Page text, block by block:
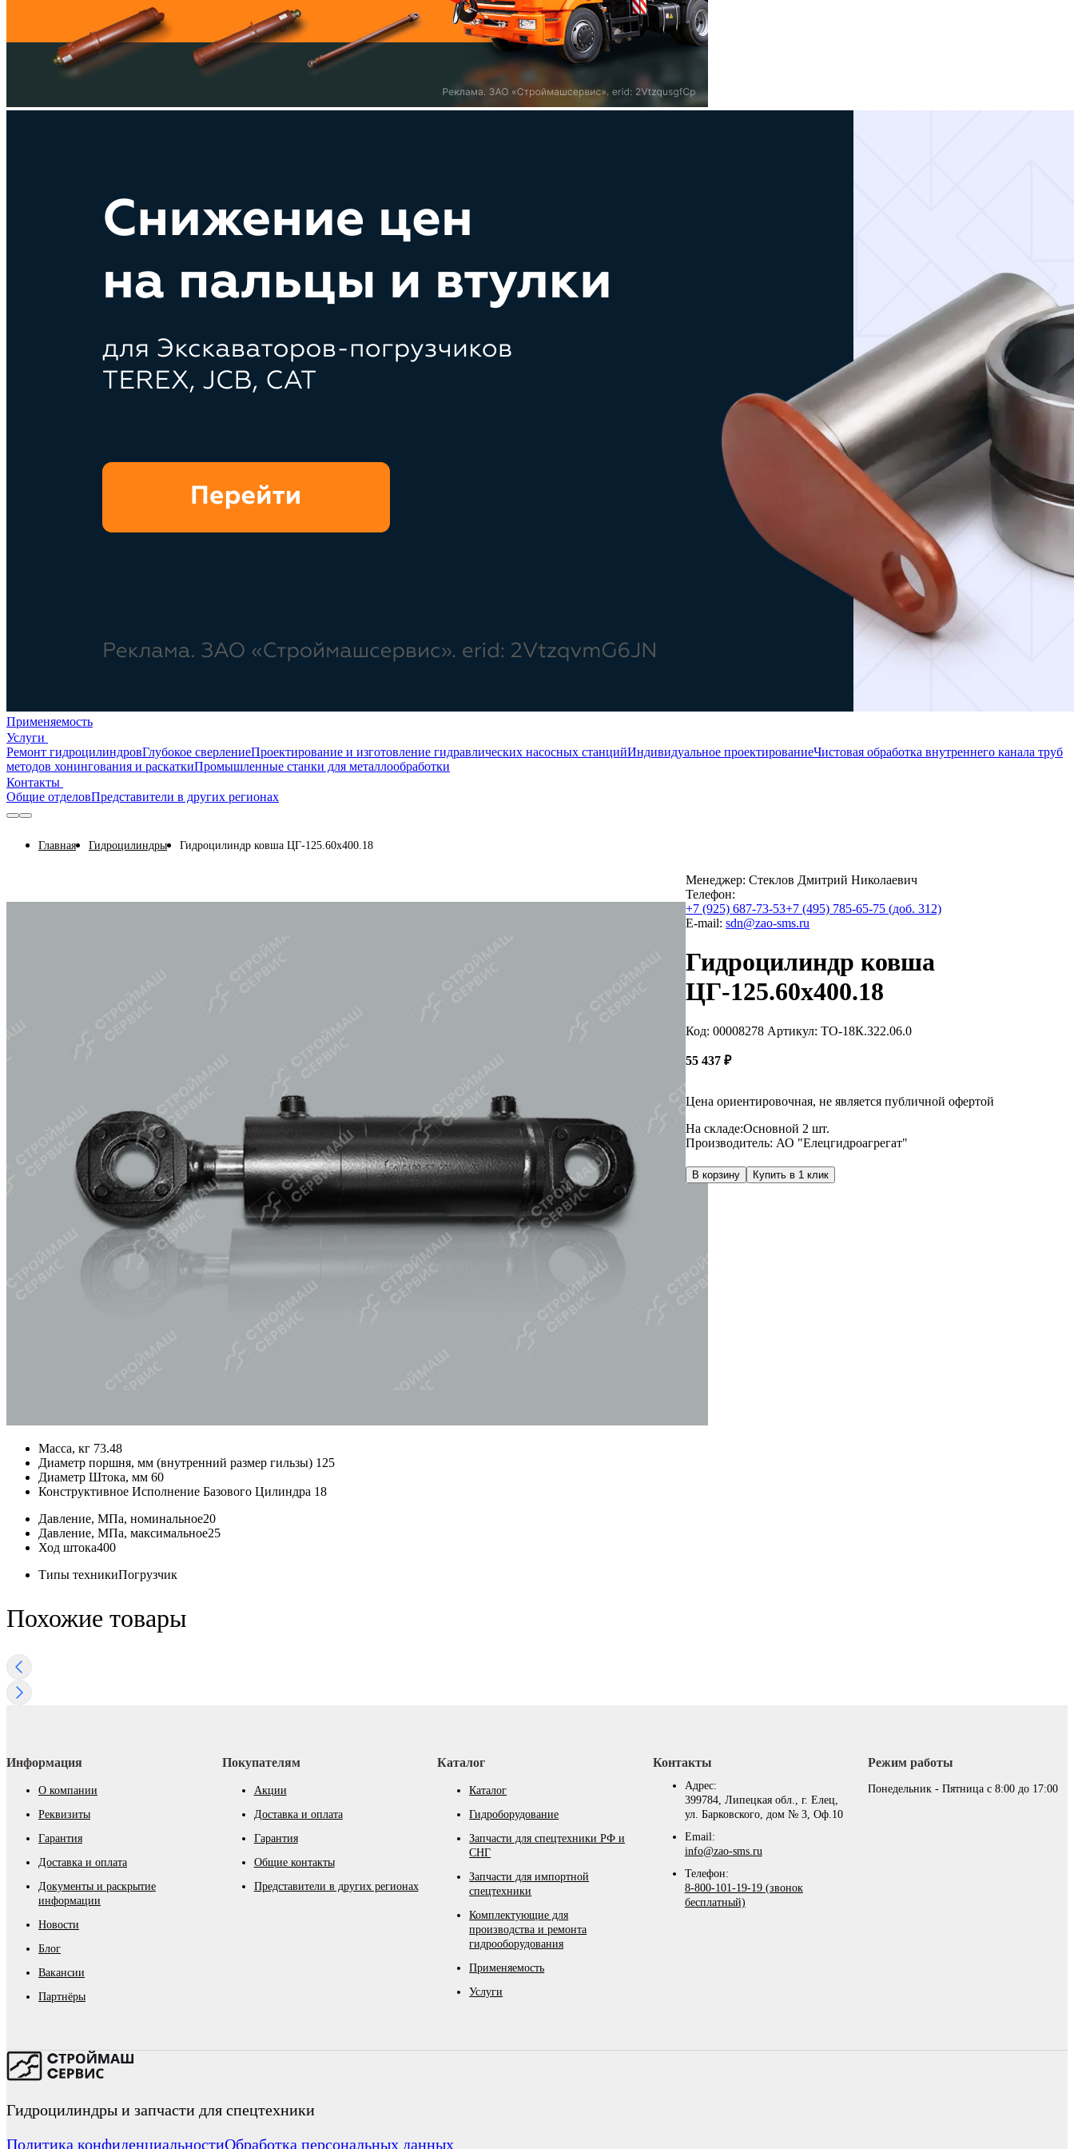
Применяемость
Услуги
Ремонт гидроцилиндровГлубокое сверлениеПроектирование и изготовление гидравлических насосных станцийИндивидуальное проектированиеЧистовая обработка внутреннего канала труб
методов хонингования и раскаткиПромышленные станки для металлообработки
Контакты
Общие отделовПредставители в других регионах
Главная Гидроцилиндры Гидроцилиндр ковша ЦГ-125.60х400.18
Менеджер:Стеклов Дмитрий Николаевич
Телефон:
+7 (925) 687-73-53+7 (495) 785-65-75 (доб. 312)
E-mail:sdn@zao-sms.ru
Гидроцилиндр ковша
ЦГ-125.60х400.18
Код: 00008278 Артикул: ТО-18К.322.06.0
55 437₽
Цена ориентировочная, не является публичной офертой
На складе:Основной 2 шт.
Производитель: АО "Елецгидроагрегат"
В корзину Купить в 1 клик
Масса, кг 73.48
Диаметр поршня, мм (внутренний размер гильзы) 125
Диаметр Штока, мм 60
Конструктивное Исполнение Базового Цилиндра 18
Давление, МПа, номинальное20
Давление, МПа, максимальное25
Ход штока400
Типы техникиПогрузчик
Похожие товары
Информация
О компании
Реквизиты
Гарантия
Доставка и оплата
Документы и раскрытие
информации
Новости
Блог
Вакансии
Партнёры
Покупателям
Акции
Доставка и оплата
Гарантия
Общие контакты
Представители в других регионах
Каталог
Каталог
Гидроборудование
Запчасти для спецтехники РФ и
СНГ
Запчасти для импортной
спецтехники
Комплектующие для
производства и ремонта
гидрооборудования
Применяемость
Услуги
Контакты
Адрес:
399784, Липецкая обл., г. Елец,
ул. Барковского, дом № 3, Оф.10
Email:
info@zao-sms.ru
Телефон:
8-800-101-19-19 (звонок
бесплатный)
Режим работы
Понедельник - Пятница с 8:00 до 17:00
Гидроцилиндры и запчасти для спецтехники
Политика конфиденциальностиОбработка персональных данных